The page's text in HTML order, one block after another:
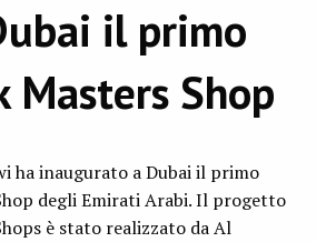
il primo
Masters Shop
ha inaugurato a Dubai il primo
degli Emirati Arabi. Il progetto
è stato realizzato da Al